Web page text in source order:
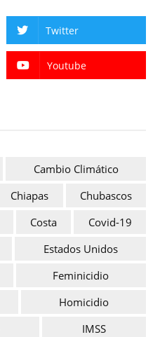
Twitter
Youtube
Cambio Climático
Chiapas
Chubascos
Costa
Covid-19
Estados Unidos
Feminicidio
Homicidio
IMSS